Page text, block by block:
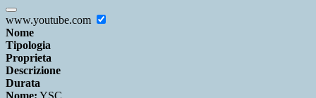
www.youtube.com
Nome
Tipologia
Proprieta
Descrizione
Durata
Nome: YSC